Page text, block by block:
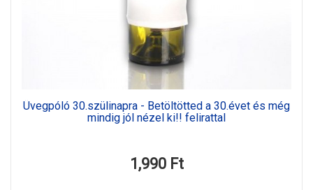
Üvegpóló 30.szülinapra - Betöltötted a 30.évet és még
mindig jól nézel ki!! felirattal
1,990 Ft